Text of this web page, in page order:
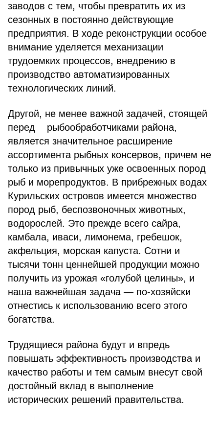
заводов с тем, чтобы превратить их из
сезонных в постоянно действующие
предприятия. В ходе реконструкции особое
внимание уделяется механизации
трудоемких процессов, внедрению в
производство автоматизированных
технологических линий.
Другой, не менее важной задачей, стоящей
перед рыбообработчиками района,
является значительное расширение
ассортимента рыбных консервов, причем не
только из привычных уже освоенных пород
рыб и морепродуктов. В прибрежных водах
Курильских островов имеется множество
пород рыб, беспозвоночных животных,
водорослей. Это прежде всего сайра,
камбала, иваси, лимонема, гребешок,
акфельция, морская капуста. Сотни и
тысячи тонн ценнейшей продукции можно
получить из урожая «голубой целины», и
наша важнейшая задача — по-хозяйски
отнестись к использованию всего этого
богатства.
Трудящиеся района будут и впредь
повышать эффективность производства и
качество работы и тем самым внесут свой
достойный вклад в выполнение
исторических решений правительства.